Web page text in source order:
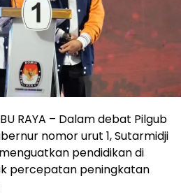
RAYA – Dalam debat Pilgub
nomor urut 1, Sutarmidji
pendidikan di
percepatan peningkatan